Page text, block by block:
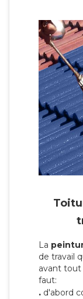
La
de travail
avant tout
faut:
. d'abord